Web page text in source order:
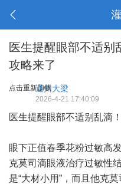
医生提醒眼部不适别
攻略来了
点击重新加载通州大梁
2026-4-21 17:40:09
医生提醒眼部不适别乱滴
眼下正值春季花粉过敏高
克莫司滴眼液治疗过敏性
是“大材小用”，而且他克